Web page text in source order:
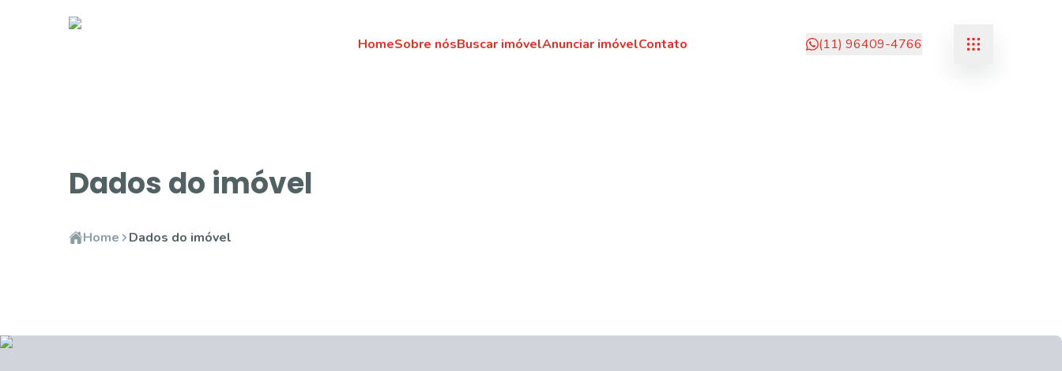
HomeSobre nósBuscar imóvelAnunciar imóvelContato (11) 96409-4766
Dados do imóvel
Home Dados do imóvel